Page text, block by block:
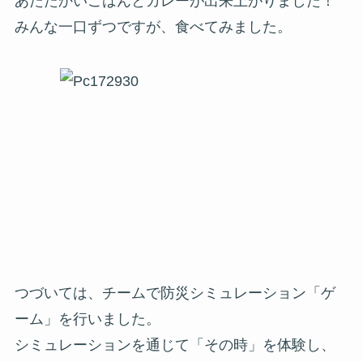
みんな一口ずつですが、食べてみました。
つづいては、チームで防災シミュレーション「ゲ
ーム」を行いました。
シミュレーションを通じて「その時」を体験し、